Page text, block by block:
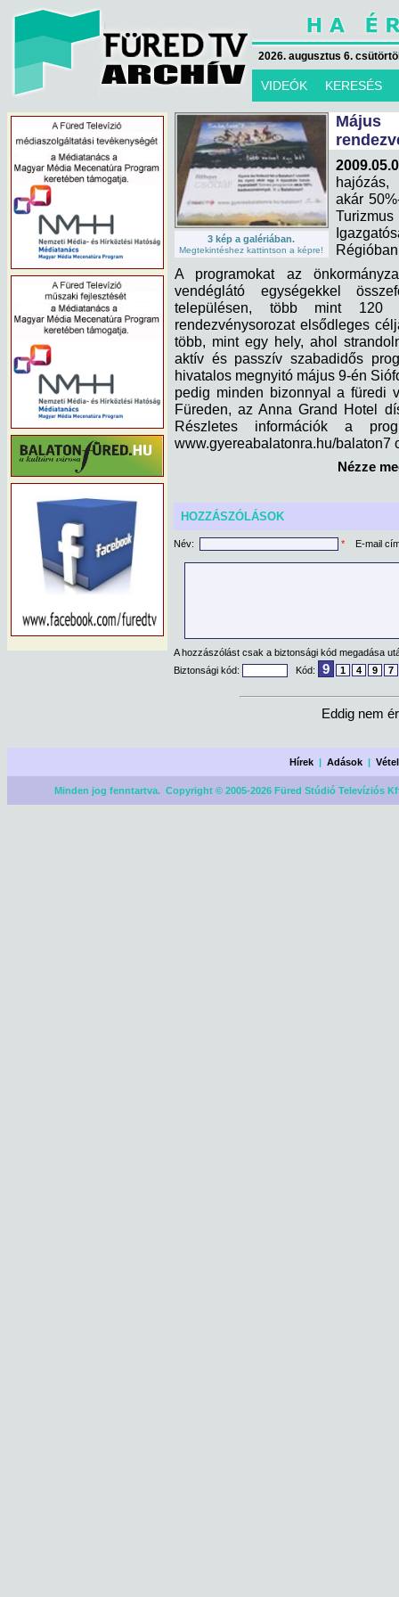
2026. augusztus 6.
VIDEÓK KERESÉS
3 kép a galériában.
Megtekintéshez kattintson a képre!
hajózás,
akár
A programokat az
vendéglátó egységekkel
településen, több mint 120
rendezvénysorozat elsődleges
több, mint egy hely, ahol
aktív és passzív szabadidős
hivatalos megnyitó május 9-én
pedig minden bizonnyal a füredi
Füreden, az Anna Grand Hotel
Részletes információk a
www.gyereabalatonra.hu/balaton7
Nézze
HOZZÁSZÓLÁSOK
Név: * E-mail
A hozzászólást csak a biztonsági kód megadása
Biztonsági kód:
Kód: 9 1 4 9 7
Eddig nem
Hírek |Adások |
Minden jog fenntartva. Copyright © 2005-2026 Füred Stúdió Televíziós